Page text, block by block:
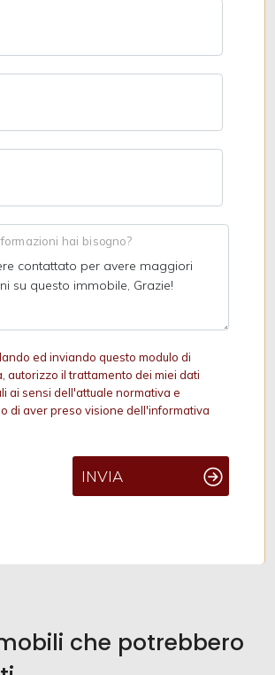
hai bisogno?
ed inviando questo modulo di
autorizzo il trattamento dei miei dati
ai sensi dell'attuale normativa e
di aver preso visione dell'informativa
INVIA
che potrebbero